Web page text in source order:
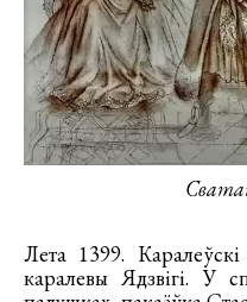
Лета 1399.
каралевы Ядзвігі. У